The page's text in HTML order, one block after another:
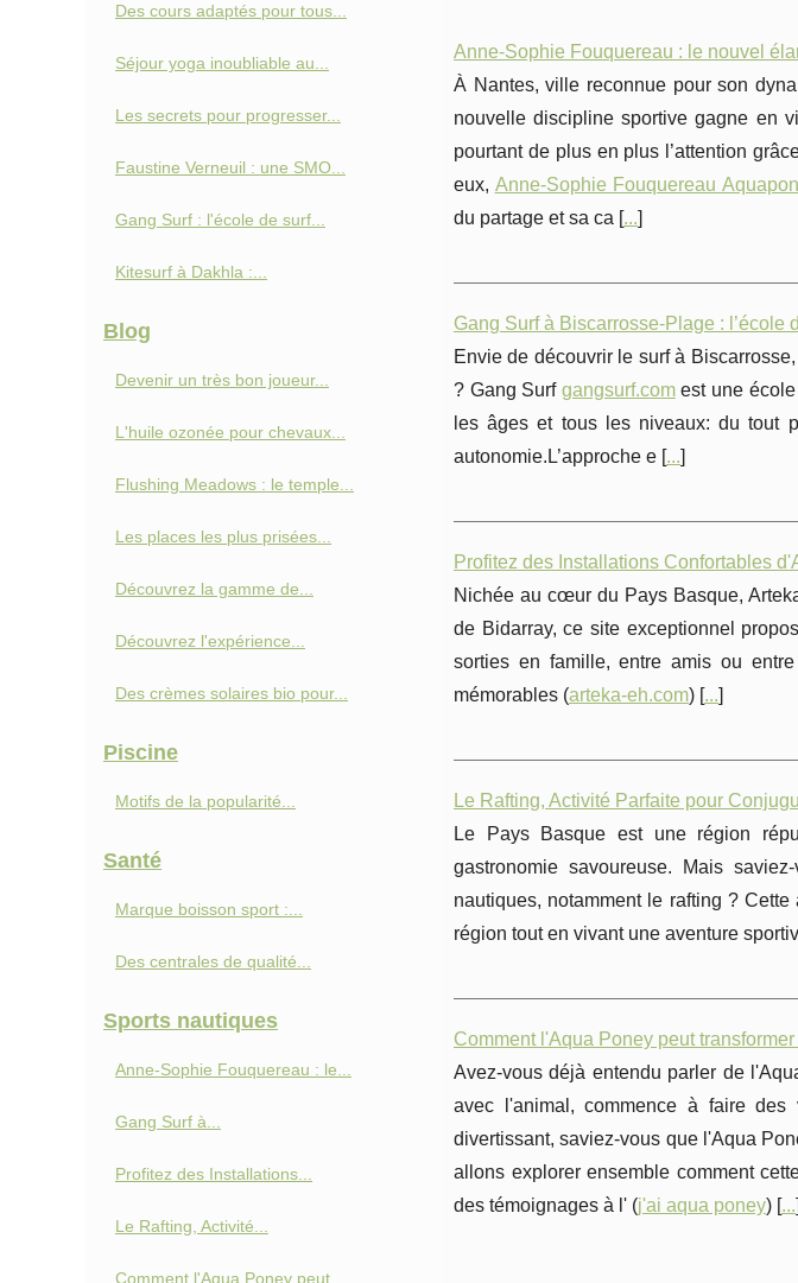
Anne‑Sophie Fouquereau : le nouvel
À Nantes, ville reconnue pour son
nouvelle discipline sportive gagne en
pourtant de plus en plus l’attention
eux, Anne-Sophie Fouquereau
du partage et sa ca [...]
Gang Surf à Biscarrosse-Plage : l’école
Envie de découvrir le surf à
? Gang Surf gangsurf.comest une école
les âges et tous les niveaux: du tout
autonomie.L’approche e [...]
Profitez des Installations Confortables
Nichée au cœur du Pays Basque,
de Bidarray, ce site exceptionnel
sorties en famille, entre amis ou
mémorables (arteka-eh.com) [...]
Le Rafting, Activité Parfaite pour
Le Pays Basque est une région
gastronomie savoureuse. Mais
nautiques, notamment le rafting ?
région tout en vivant une aventure
Comment l'Aqua Poney peut
Avez-vous déjà entendu parler de
avec l'animal, commence à faire
divertissant, saviez-vous que l'Aqua
allons explorer ensemble comment
des témoignages à l' (j'ai aqua poney) [...]
Des cours adaptés pour tous...
Séjour yoga inoubliable au...
Les secrets pour progresser...
Faustine Verneuil : une SMO...
Gang Surf : l'école de surf...
Kitesurf à Dakhla :...
Blog
Devenir un très bon joueur...
L'huile ozonée pour chevaux...
Flushing Meadows : le temple...
Les places les plus prisées...
Découvrez la gamme de...
Découvrez l'expérience...
Des crèmes solaires bio pour...
Piscine
Motifs de la popularité...
Santé
Marque boisson sport :...
Des centrales de qualité...
Sports nautiques
Anne‑Sophie Fouquereau : le...
Gang Surf à...
Profitez des Installations...
Le Rafting, Activité...
Comment l'Aqua Poney peut...